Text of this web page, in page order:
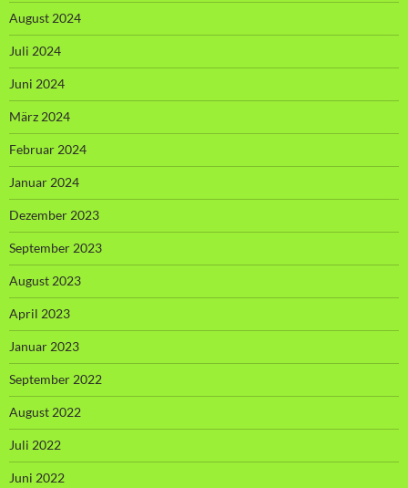
August 2024
Juli 2024
Juni 2024
März 2024
Februar 2024
Januar 2024
Dezember 2023
September 2023
August 2023
April 2023
Januar 2023
September 2022
August 2022
Juli 2022
Juni 2022